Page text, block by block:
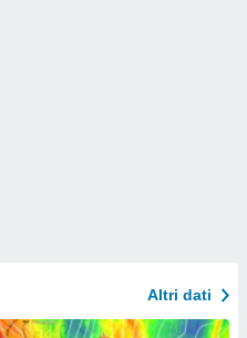
Altri dati